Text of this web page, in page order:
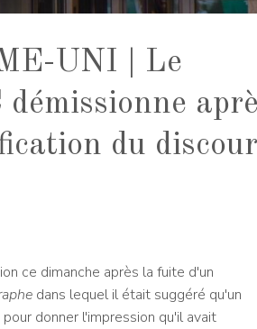
UNI | Le
du
ce dimanche après la fuite d'un
dans lequel il était suggéré qu'un
donner l'impression qu'il avait